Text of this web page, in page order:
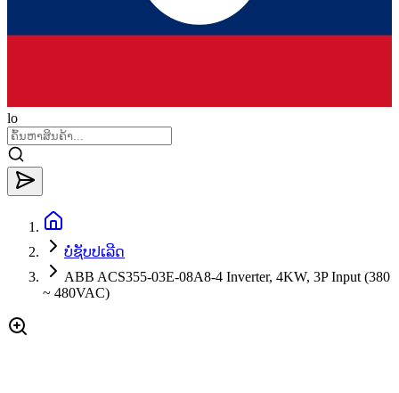
lo
ບໍ່ຊັບປເລີດ
ABB ACS355-03E-08A8-4 Inverter, 4KW, 3P Input (380
~ 480VAC)